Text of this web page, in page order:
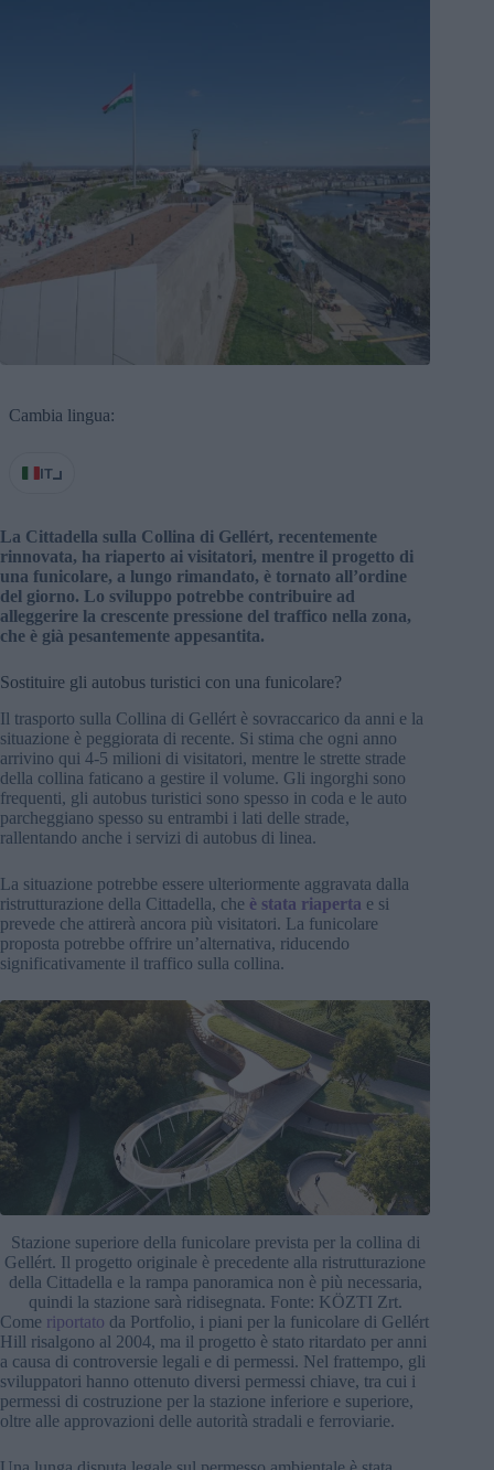
Cambia lingua:
IT
La Cittadella sulla Collina di Gellért, recentemente
rinnovata, ha riaperto ai visitatori, mentre il progetto di
una funicolare, a lungo rimandato, è tornato all’ordine
del giorno. Lo sviluppo potrebbe contribuire ad
alleggerire la crescente pressione del traffico nella zona,
che è già pesantemente appesantita.
Sostituire gli autobus turistici con una funicolare?
Il trasporto sulla Collina di Gellért è sovraccarico da anni e la
situazione è peggiorata di recente. Si stima che ogni anno
arrivino qui 4-5 milioni di visitatori, mentre le strette strade
della collina faticano a gestire il volume. Gli ingorghi sono
frequenti, gli autobus turistici sono spesso in coda e le auto
parcheggiano spesso su entrambi i lati delle strade,
rallentando anche i servizi di autobus di linea.
La situazione potrebbe essere ulteriormente aggravata dalla
ristrutturazione della Cittadella, che è stata riaperta e si
prevede che attirerà ancora più visitatori. La funicolare
proposta potrebbe offrire un’alternativa, riducendo
significativamente il traffico sulla collina.
Stazione superiore della funicolare prevista per la collina di
Gellért. Il progetto originale è precedente alla ristrutturazione
della Cittadella e la rampa panoramica non è più necessaria,
quindi la stazione sarà ridisegnata. Fonte: KÖZTI Zrt.
Come riportato da Portfolio, i piani per la funicolare di Gellért
Hill risalgono al 2004, ma il progetto è stato ritardato per anni
a causa di controversie legali e di permessi. Nel frattempo, gli
sviluppatori hanno ottenuto diversi permessi chiave, tra cui i
permessi di costruzione per la stazione inferiore e superiore,
oltre alle approvazioni delle autorità stradali e ferroviarie.